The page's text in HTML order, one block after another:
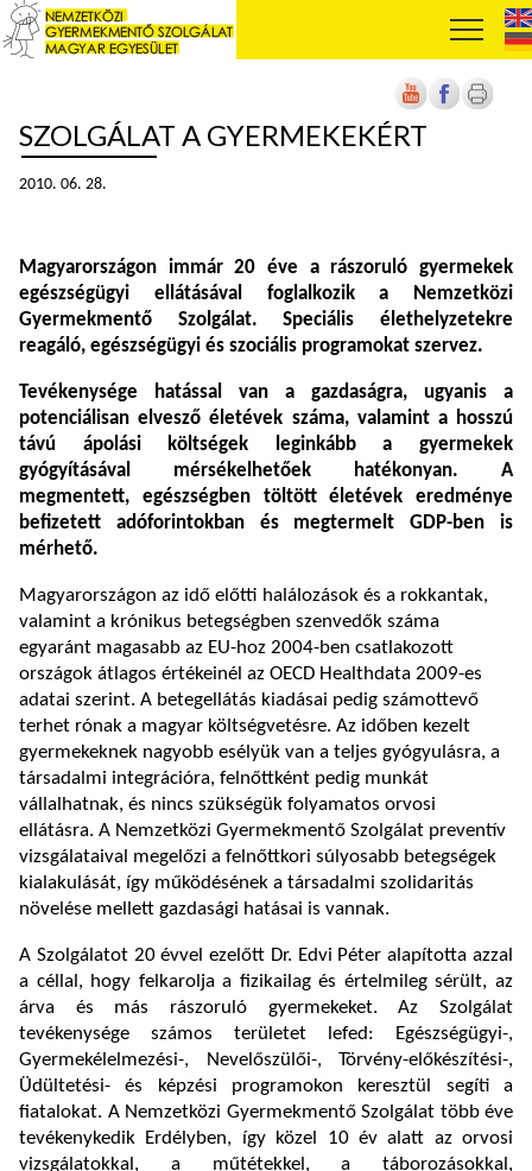
SZOLGÁLAT A GYERMEKEKÉRT
2010. 06. 28.
Magyarországon immár 20 éve a rászoruló gyermekek
egészségügyi ellátásával foglalkozik a Nemzetközi
Gyermekmentő Szolgálat. Speciális élethelyzetekre
reagáló, egészségügyi és szociális programokat szervez.
Tevékenysége hatással van a gazdaságra, ugyanis a
potenciálisan elvesző életévek száma, valamint a hosszú
távú ápolási költségek leginkább a gyermekek
gyógyításával mérsékelhetőek hatékonyan. A
megmentett, egészségben töltött életévek eredménye
befizetett adóforintokban és megtermelt GDP-ben is
mérhető.
Magyarországon az idő előtti halálozások és a rokkantak,
valamint a krónikus betegségben szenvedők száma
egyaránt magasabb az EU-hoz 2004-ben csatlakozott
országok átlagos értékeinél az OECD Healthdata 2009-es
adatai szerint. A betegellátás kiadásai pedig számottevő
terhet rónak a magyar költségvetésre. Az időben kezelt
gyermekeknek nagyobb esélyük van a teljes gyógyulásra, a
társadalmi integrációra, felnőttként pedig munkát
vállalhatnak, és nincs szükségük folyamatos orvosi
ellátásra. A Nemzetközi Gyermekmentő Szolgálat preventív
vizsgálataival megelőzi a felnőttkori súlyosabb betegségek
kialakulását, így működésének a társadalmi szolidaritás
növelése mellett gazdasági hatásai is vannak.
A Szolgálatot 20 évvel ezelőtt Dr. Edvi Péter alapította azzal
a céllal, hogy felkarolja a fizikailag és értelmileg sérült, az
árva és más rászoruló gyermekeket. Az Szolgálat
tevékenysége számos területet lefed: Egészségügyi-,
Gyermekélelmezési-, Nevelőszülői-, Törvény-előkészítési-,
Üdültetési- és képzési programokon keresztül segíti a
fiatalokat. A Nemzetközi Gyermekmentő Szolgálat több éve
tevékenykedik Erdélyben, így közel 10 év alatt az orvosi
vizsgálatokkal, a műtétekkel, a táborozásokkal,